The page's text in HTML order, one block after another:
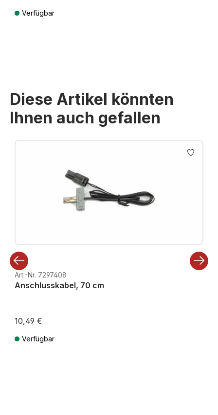
Verfügbar
Diese Artikel könnten
Ihnen auch gefallen
Produktgalerie überspringen
Art.-Nr. 7297408
Anschlusskabel, 70 cm
10,49 €
Verfügbar